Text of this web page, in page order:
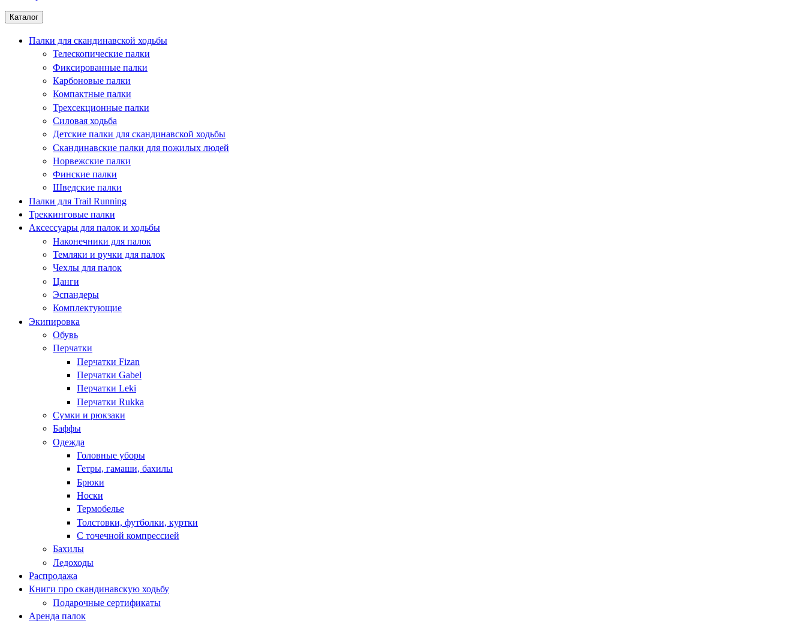
Каталог
Палки для скандинавской ходьбы
Телескопические палки
Фиксированные палки
Карбоновые палки
Компактные палки
Трехсекционные палки
Силовая ходьба
Детские палки для скандинавской ходьбы
Скандинавские палки для пожилых людей
Норвежские палки
Финские палки
Шведские палки
Палки для Trail Running
Треккинговые палки
Аксессуары для палок и ходьбы
Наконечники для палок
Темляки и ручки для палок
Чехлы для палок
Цанги
Эспандеры
Комплектующие
Экипировка
Обувь
Перчатки
Перчатки Fizan
Перчатки Gabel
Перчатки Leki
Перчатки Rukka
Сумки и рюкзаки
Баффы
Одежда
Головные уборы
Гетры, гамаши, бахилы
Брюки
Носки
Термобелье
Толстовки, футболки, куртки
С точечной компрессией
Бахилы
Ледоходы
Распродажа
Книги про скандинавскую ходьбу
Подарочные сертификаты
Аренда палок